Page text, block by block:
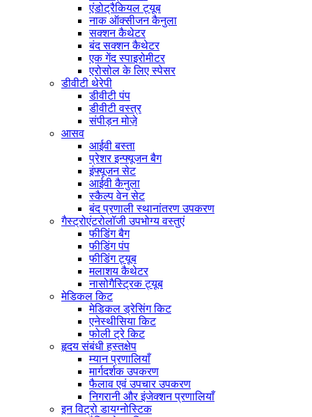
एंडोट्रैकियल ट्यूब
नाक ऑक्सीजन कैनुला
सक्शन कैथेटर
बंद सक्शन कैथेटर
एक गेंद स्पाइरोमीटर
एरोसोल के लिए स्पेसर
डीवीटी थेरेपी
डीवीटी पंप
डीवीटी वस्त्र
संपीड़न मोज़े
आसव
आईवी बस्ता
प्रेशर इन्फ्यूजन बैग
इंफ्यूजन सेट
आईवी कैनुला
स्कैल्प वेन सेट
बंद प्रणाली स्थानांतरण उपकरण
गैस्ट्रोएंटरोलॉजी उपभोग्य वस्तुएं
फीडिंग बैग
फीडिंग पंप
फीडिंग ट्यूब
मलाशय कैथेटर
नासोगैस्ट्रिक ट्यूब
मेडिकल किट
मेडिकल ड्रेसिंग किट
एनेस्थीसिया किट
फोली ट्रे किट
हृदय संबंधी हस्तक्षेप
म्यान प्रणालियाँ
मार्गदर्शक उपकरण
फैलाव एवं उपचार उपकरण
निगरानी और इंजेक्शन प्रणालियाँ
इन विट्रो डायग्नोस्टिक